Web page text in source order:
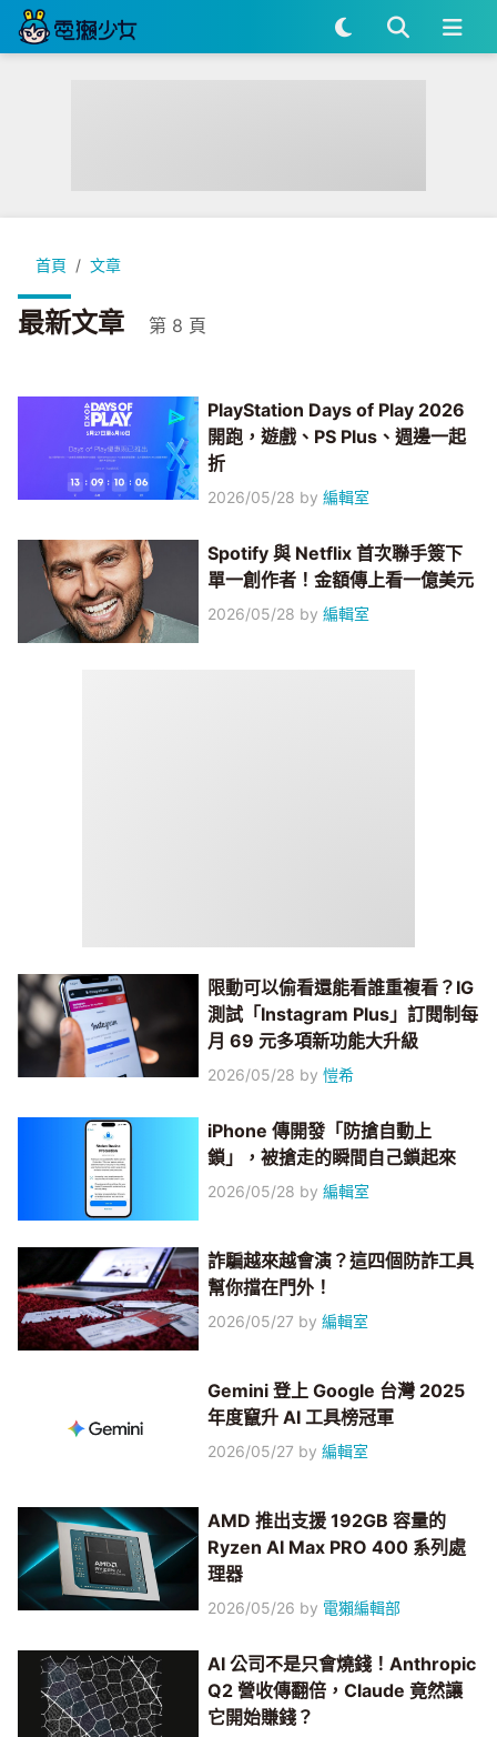
首頁 文章
最新文章 第 8 頁
PlayStation Days of Play 2026
開跑，遊戲、PS Plus、週邊一起
折
2026/05/28 by編輯室
Spotify 與 Netflix 首次聯手簽下
單一創作者！金額傳上看一億美元
2026/05/28 by編輯室
限動可以偷看還能看誰重複看？IG
測試「Instagram Plus」訂閱制每
月 69 元多項新功能大升級
2026/05/28 by愷希
iPhone 傳開發「防搶自動上
鎖」，被搶走的瞬間自己鎖起來
2026/05/28 by編輯室
詐騙越來越會演？這四個防詐工具
幫你擋在門外！
2026/05/27 by編輯室
Gemini 登上 Google 台灣 2025
年度竄升 AI 工具榜冠軍
2026/05/27 by編輯室
AMD 推出支援 192GB 容量的
Ryzen AI Max PRO 400 系列處
理器
2026/05/26 by 電獺編輯部
AI 公司不是只會燒錢！Anthropic
Q2 營收傳翻倍，Claude 竟然讓
它開始賺錢？